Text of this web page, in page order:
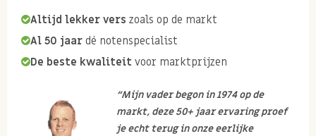
Altijd lekker vers zoals op de markt
Al 50 jaar dé notenspecialist
De beste kwaliteit voor marktprijzen
“Mijn vader begon in 1974 op de
markt, deze 50+ jaar ervaring proef
je echt terug in onze eerlijke